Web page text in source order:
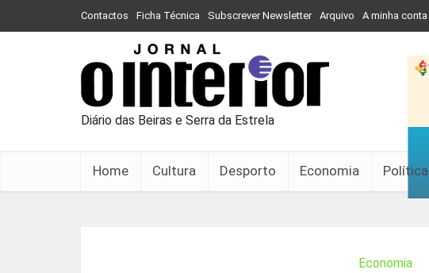
Contactos Ficha Técnica Subscrever Newsletter Arquivo A minha conta
Diário das Beiras e Serra da Estrela
Home Cultura Desporto Economia Política
Economia